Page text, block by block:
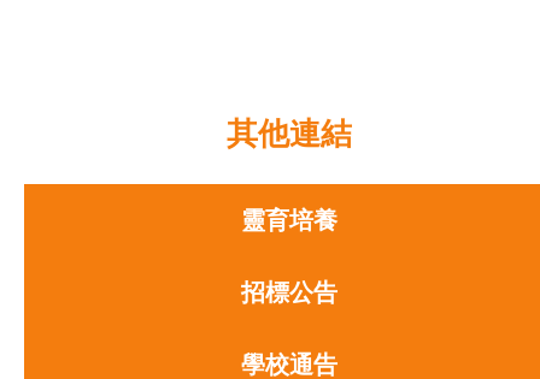
其他連結
靈育培養
招標公告
學校通告